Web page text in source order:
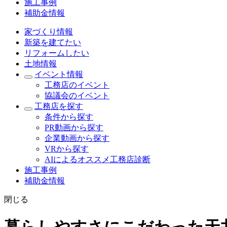
施工事例
補助金情報
家づくり情報
新築を建てたい
リフォームしたい
土地情報
イベント情報
工務店のイベント
協議会のイベント
工務店を探す
条件から探す
PR動画から探す
企業動画から探す
VRから探す
AIによるオススメ工務店診断
施工事例
補助金情報
閉じる